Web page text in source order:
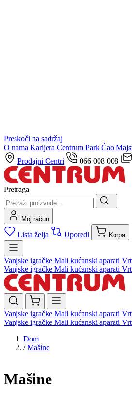
Preskoči na sadržaj
O nama Karijera Centrum Park Ćao
Prodajni Centri
066 008 008
Pretraga
Moj račun
Lista želja Uporedi Korpa
Vanjske igračke Mali kućanski aparati
Vanjske igračke Mali kućanski aparati
Vanjske igračke Mali kućanski aparati
Vanjske igračke Mali kućanski aparati
Dom
/ Mašine
Mašine